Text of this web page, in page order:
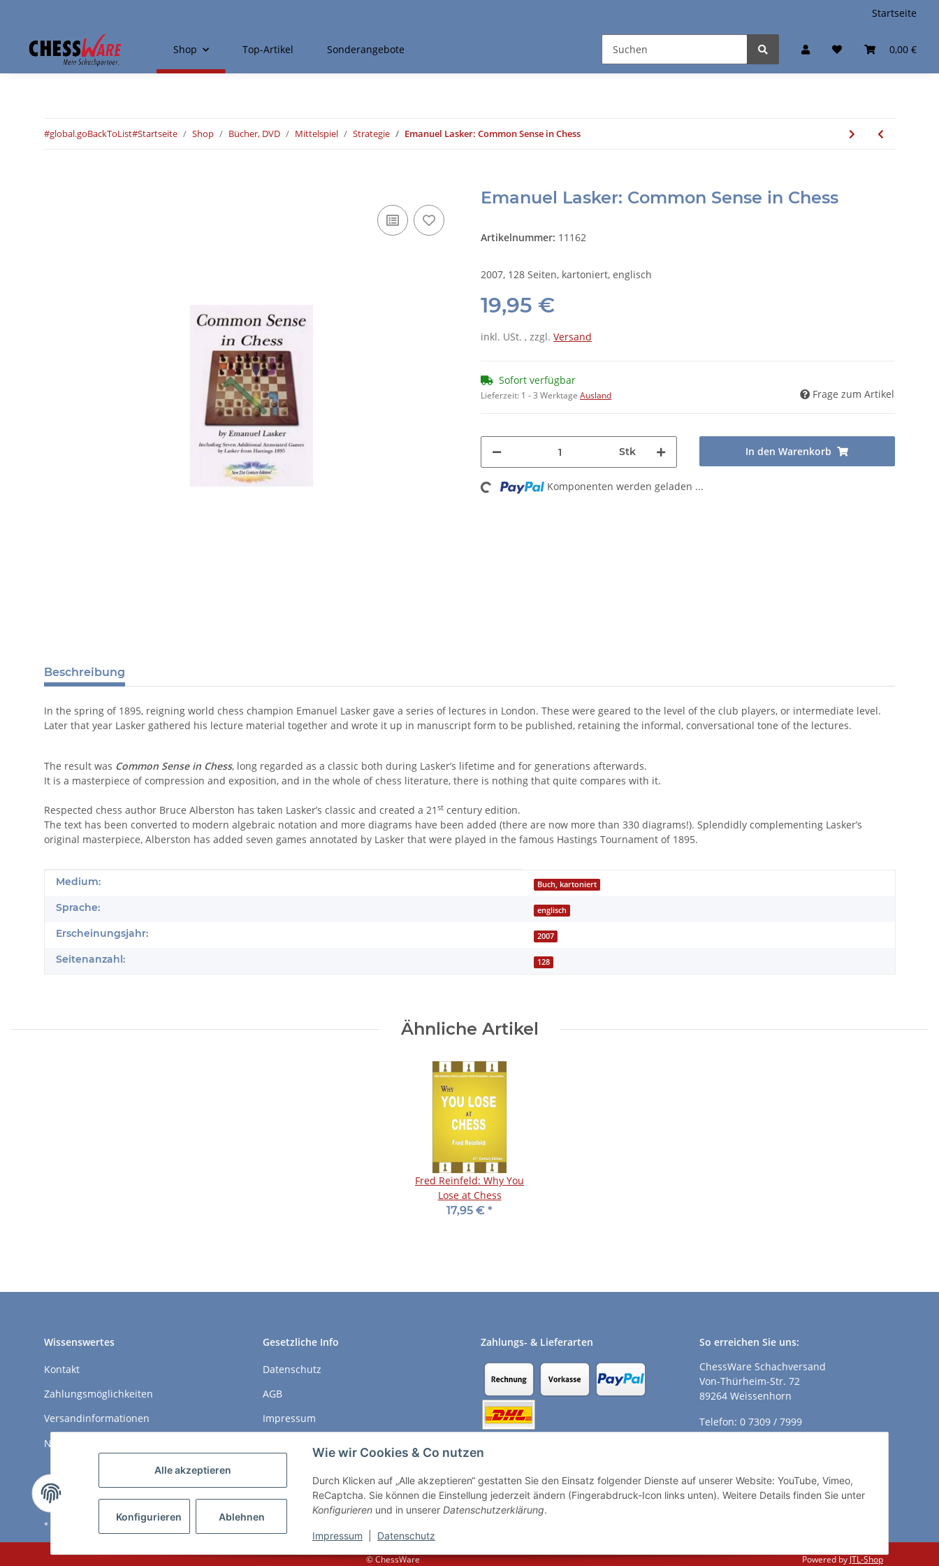
Alle akzeptieren
Konfigurieren Ablehnen
Wie wir Cookies & Co nutzen
Durch Klicken auf „Alle akzeptieren“ gestatten Sie den Einsatz folgender Dienste auf unserer Website: YouTube, Vimeo,
ReCaptcha. Sie können die Einstellung jederzeit ändern (Fingerabdruck-Icon links unten). Weitere Details finden Sie unter
Konfigurieren und in unserer Datenschutzerklärung.
Impressum Datenschutz
Startseite
0,00 €
Shop Top-Artikel Sonderangebote
#global.goBackToList#Startseite Shop Bücher, DVD Mittelspiel Strategie Emanuel Lasker: Common Sense in Chess
Emanuel Lasker: Common Sense in Chess
Artikelnummer: 11162
2007, 128 Seiten, kartoniert, englisch
19,95 €
inkl. USt. , zzgl. Versand
Sofort verfügbar
Lieferzeit: 1 - 3 Werktage Ausland Frage zum Artikel
Stk In den Warenkorb
Loading... Komponenten werden geladen ...
Beschreibung
In the spring of 1895, reigning world chess champion Emanuel Lasker gave a series of lectures in London. These were geared to the level of the club players, or intermediate level.
Later that year Lasker gathered his lecture material together and wrote it up in manuscript form to be published, retaining the informal, conversational tone of the lectures.
The result was Common Sense in Chess, long regarded as a classic both during Lasker’s lifetime and for generations afterwards.
It is a masterpiece of compression and exposition, and in the whole of chess literature, there is nothing that quite compares with it.
Respected chess author Bruce Alberston has taken Lasker’s classic and created a 21 st century edition.
The text has been converted to modern algebraic notation and more diagrams have been added (there are now more than 330 diagrams!). Splendidly complementing Lasker’s
original masterpiece, Alberston has added seven games annotated by Lasker that were played in the famous Hastings Tournament of 1895.
Produkteigenschaft
Wert
Medium: Buch, kartoniert
Sprache: englisch
Erscheinungsjahr: 2007
Seitenanzahl: 128
Ähnliche Artikel
Fred Reinfeld: Why You
Lose at Chess
17,95 € *
Wissenswertes
Kontakt
Zahlungsmöglichkeiten
Versandinformationen
Newsletter
Gesetzliche Info
Datenschutz
AGB
Impressum
Vertrag widerrufen
Zahlungs- & Lieferarten
So erreichen Sie uns:
ChessWare Schachversand
Von-Thürheim-Str. 72
89264 Weissenhorn
Telefon: 0 7309 / 7999
* Alle Preise inkl. gesetzlicher USt., zzgl.
© ChessWare Powered by JTL-Shop